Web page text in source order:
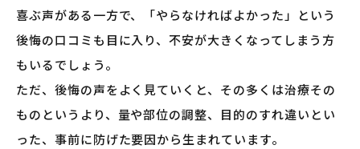
喜ぶ声がある一方で、「やらなければよかった」という
後悔の口コミも目に入り、不安が大きくなってしまう方
もいるでしょう。
ただ、後悔の声をよく見ていくと、その多くは治療その
ものというより、量や部位の調整、目的のすれ違いとい
った、事前に防げた要因から生まれています。